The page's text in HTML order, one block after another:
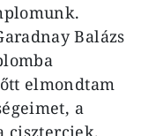
Balázs
elmondtam
a
ciszterciek.